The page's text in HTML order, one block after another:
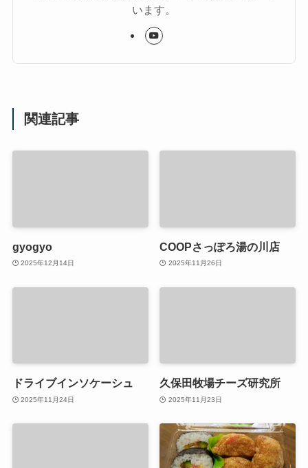
います。
関連記事
gyogyo
2025年12月14日
COOPさっぽろ湯の川店
2025年11月26日
ドライブインソケーシュ
2025年11月24日
久保田牧場チーズ研究所
2025年11月23日